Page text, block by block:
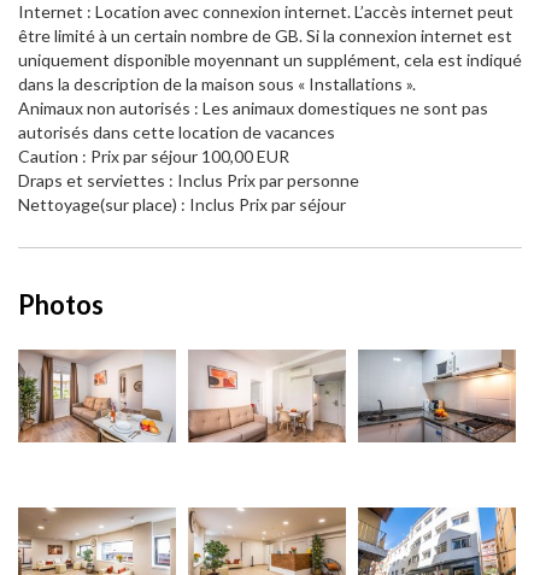
Internet : Location avec connexion internet. L’accès internet peut
être limité à un certain nombre de GB. Si la connexion internet est
uniquement disponible moyennant un supplément, cela est indiqué
dans la description de la maison sous « Installations ».
Animaux non autorisés : Les animaux domestiques ne sont pas
autorisés dans cette location de vacances
Caution : Prix par séjour 100,00 EUR
Draps et serviettes : Inclus Prix par personne
Nettoyage(sur place) : Inclus Prix par séjour
Photos